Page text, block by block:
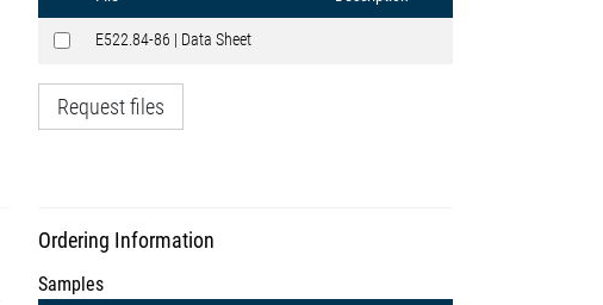
E522.84-86 | Data Sheet
Request files
Ordering Information
Samples